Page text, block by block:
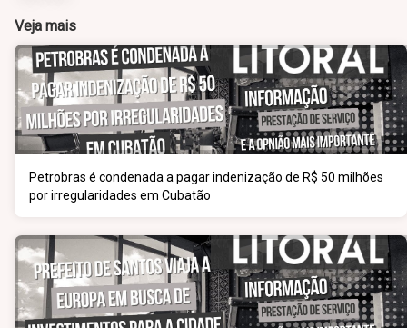
Veja mais
Petrobras é condenada a pagar indenização de R$ 50 milhões
por irregularidades em Cubatão